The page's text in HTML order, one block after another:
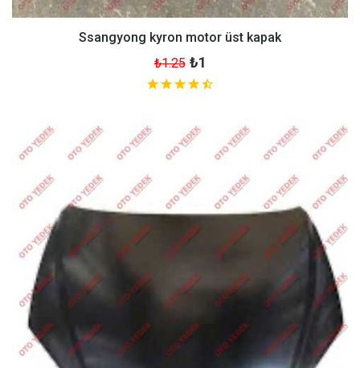
Ssangyong kyron motor üst kapak
₺1.25 ₺1